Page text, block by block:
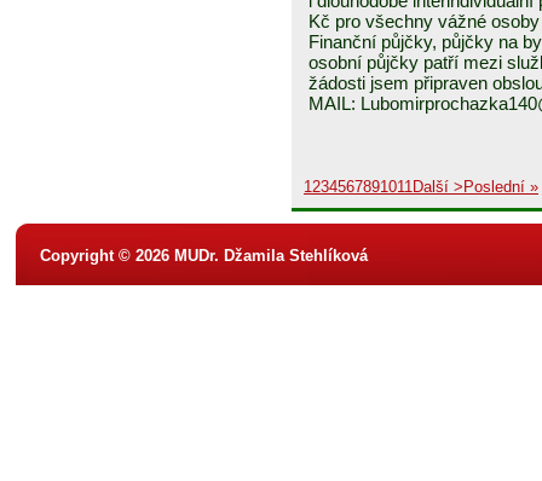
Kč pro všechny vážné
Finanční půjčky, půjčky na
osobní půjčky patří mezi
žádosti jsem připraven
MAIL:
1234567891011Další > Poslední »
Copyright © 2026 MUDr. Džamila Stehlíková